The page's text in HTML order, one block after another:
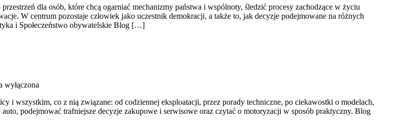
dla osób, które chcą ogarniać mechanizmy państwa i wspólnoty, śledzić procesy zachodzące w życiu
W centrum pozostaje człowiek jako uczestnik demokracji, a także to, jak decyzje podejmowane na różnych
i Społeczeństwo obywatelskie Blog […]
wyłączona
i wszystkim, co z nią związane: od codziennej eksploatacji, przez porady techniczne, po ciekawostki o modelach,
podejmować trafniejsze decyzje zakupowe i serwisowe oraz czytać o motoryzacji w sposób praktyczny. Blog